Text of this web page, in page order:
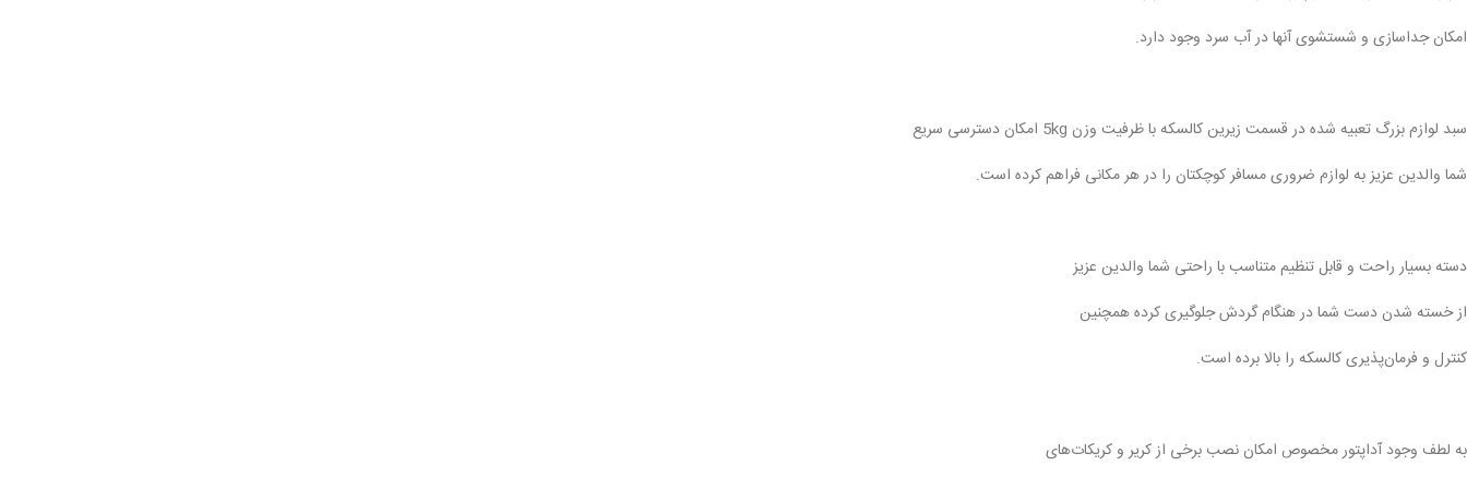
امکان جداسازی و شستشوی آنها در آب سرد وجود دارد.
سبد لوازم بزرگ تعبیه شده در قسمت زیرین کالسکه با ظرفیت وزن 5kg امکان دسترسی سریع
شما والدین عزیز به لوازم ضروری مسافر کوچکتان را در هر مکانی فراهم کرده است.
دسته بسیار راحت و قابل تنظیم متناسب با راحتی شما والدین عزیز
از خسته شدن دست شما در هنگام گردش جلوگیری کرده همچنین
کنترل و فرمان‌پذیری کالسکه را بالا برده است.
به لطف وجود آداپتور مخصوص امکان نصب برخی از کریر و کریکات‌های